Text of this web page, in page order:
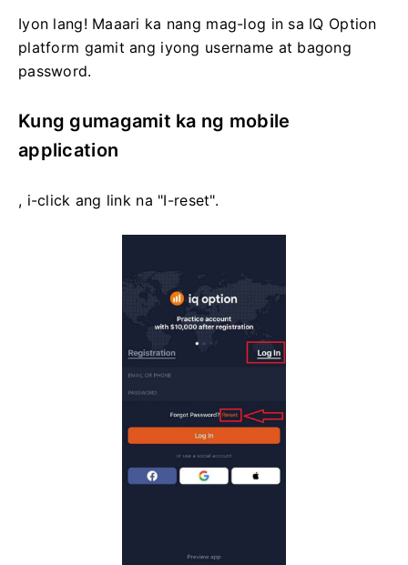
Iyon lang! Maaari ka nang mag-log in sa IQ Option
platform gamit ang iyong username at bagong
password.
Kung gumagamit ka ng mobile
application
, i-click ang link na "I-reset".